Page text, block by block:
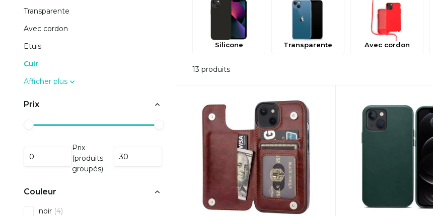
Transparente
Avec cordon
Etuis
Cuir
Afficher plus
Prix
Prix
(produits
groupés) :
Couleur
noir (4)
Silicone Transparente Avec cordon
13 produits